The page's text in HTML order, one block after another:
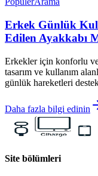
Erkek Günlük
Edilen Ayakkabı
Erkekler için konforlu ve
tasarım ve kullanım
günlük hareketleri
Daha fazla bilgi edinin
Site bölümleri